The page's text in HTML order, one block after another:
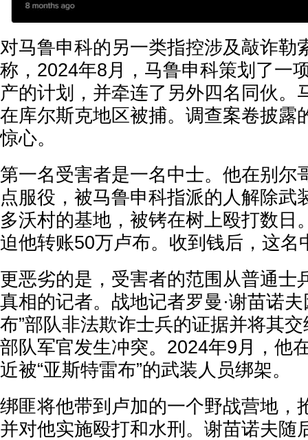
对马鲁申科的另一类指控涉及敲诈勒
称，2024年8月，马鲁申科策划了一
产的计划，并牵连了另外四名同伙。
在库尔斯克地区被捕。调查案卷披露
惊心。
第一名受害者是一名中士。他在别尔
点服役，被马鲁申科指派的人解除武
多沃村的基地，被铐在树上殴打数日
迫他转账50万卢布。收到钱后，这名
更恶劣的是，受害者的范围从普通士
真相的记者。战地记者罗曼·谢苗诺
布”部队非法欺诈士兵的证据并将其
部队军官发生冲突。2024年9月，他
近被“亚斯特雷布”的武装人员绑架。
绑匪将他带到卢加的一个野战营地，
并对他实施殴打和水刑。谢苗诺夫随